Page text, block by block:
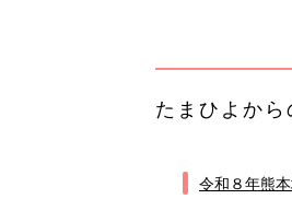
たまひよか
令和８年熊